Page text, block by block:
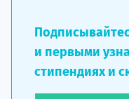
и первыми
стипендиях и